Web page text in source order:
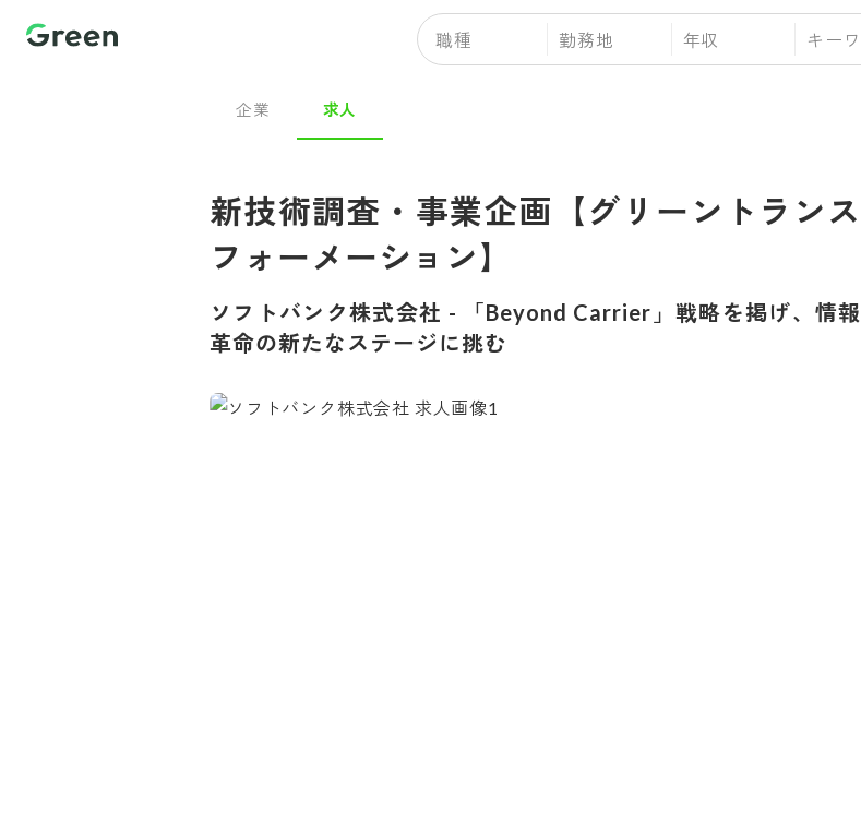
職種 勤務地 年収
企業 求人
新技術調査・事業企画【グリーントランス
フォーメーション】
ソフトバンク株式会社 -
「Beyond Carrier」戦略を掲げ、情報
革命の新たなステージに挑む